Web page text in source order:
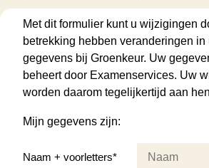
Met dit formulier kunt u wijzigingen
betrekking hebben veranderingen
gegevens bij Groenkeur. Uw
beheert door Examenservices. Uw
worden daarom tegelijkertijd aan
Mijn gegevens zijn:
Naam + voorletters*